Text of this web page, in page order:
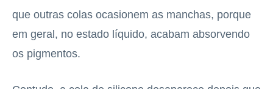
que outras colas ocasionem as manchas, porque
em geral, no estado líquido, acabam absorvendo
os pigmentos.